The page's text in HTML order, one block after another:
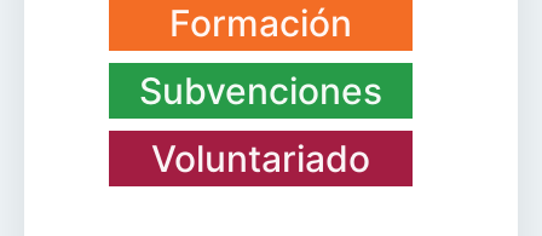
Formación
Subvenciones
Voluntariado